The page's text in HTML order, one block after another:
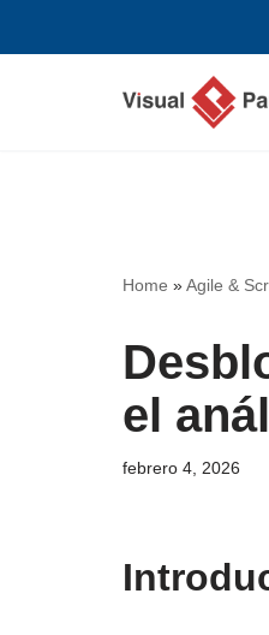
Home »Agile &
el
febrero 4, 2026